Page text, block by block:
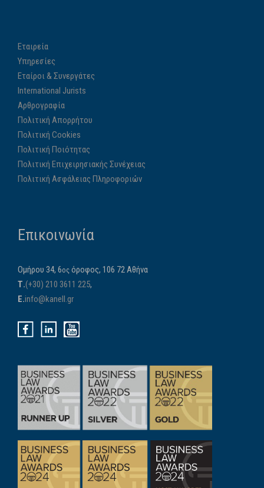
Εταιρεία
Υπηρεσίες
Εταίροι & Συνεργάτες
International Jurists
Αρθρογραφία
Πολιτική Απορρήτου
Πολιτική Cookies
Πολιτική Ποιότητας
Πολιτική Επιχειρησιακής Συνέχειας
Πολιτική Ασφάλειας Πληροφοριών
Επικοινωνία
Ομήρου 34, 6ος όροφος, 106 72 Αθήνα
Τ.(+30) 210 3611 225,
E.info@kanell.gr